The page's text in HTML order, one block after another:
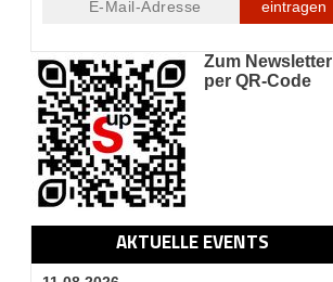
eintragen
Zum Newsletter
per QR-Code
AKTUELLE EVENTS